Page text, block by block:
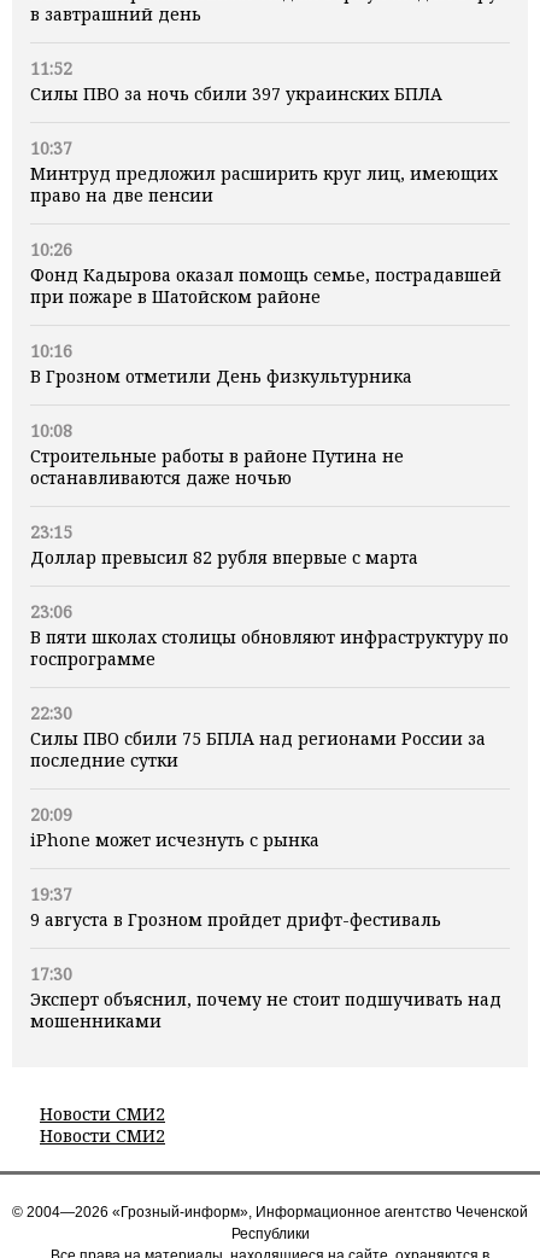
в завтрашний день
11:52
Силы ПВО за ночь сбили 397 украинских БПЛА
10:37
Минтруд предложил расширить круг лиц, имеющих
право на две пенсии
10:26
Фонд Кадырова оказал помощь семье, пострадавшей
при пожаре в Шатойском районе
10:16
В Грозном отметили День физкультурника
10:08
Строительные работы в районе Путина не
останавливаются даже ночью
23:15
Доллар превысил 82 рубля впервые с марта
23:06
В пяти школах столицы обновляют инфраструктуру по
госпрограмме
22:30
Силы ПВО сбили 75 БПЛА над регионами России за
последние сутки
20:09
iPhone может исчезнуть с рынка
19:37
9 августа в Грозном пройдет дрифт-фестиваль
17:30
Эксперт объяснил, почему не стоит подшучивать над
мошенниками
Новости СМИ2
Новости СМИ2
© 2004—2026 «Грозный-информ», Информационное агентство Чеченской
Республики